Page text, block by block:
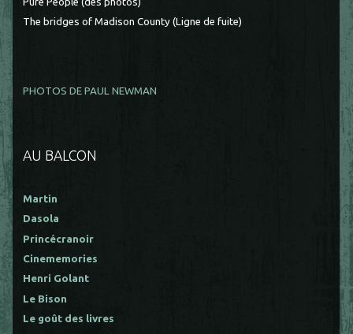
The bridges of Madison County (Ligne de fuite)
PHOTOS DE PAUL NEWMAN
AU BALCON
Martin
Dasola
Princécranoir
Cinememories
Henri Golant
Le Bison
Le goût des livres